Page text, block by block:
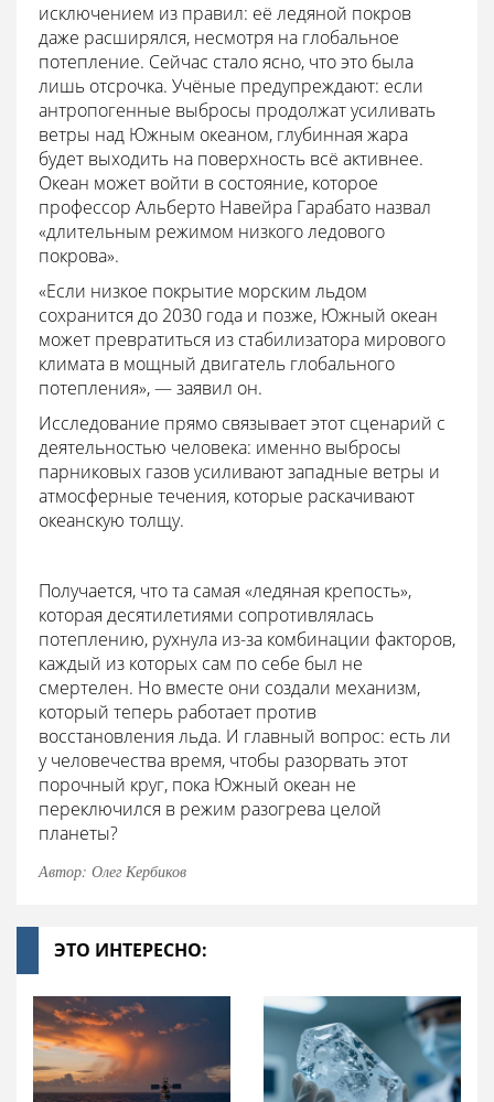
исключением из правил: её ледяной покров
даже расширялся, несмотря на глобальное
потепление. Сейчас стало ясно, что это была
лишь отсрочка. Учёные предупреждают: если
антропогенные выбросы продолжат усиливать
ветры над Южным океаном, глубинная жара
будет выходить на поверхность всё активнее.
Океан может войти в состояние, которое
профессор Альберто Навейра Гарабато назвал
«длительным режимом низкого ледового
покрова».
«Если низкое покрытие морским льдом
сохранится до 2030 года и позже, Южный океан
может превратиться из стабилизатора мирового
климата в мощный двигатель глобального
потепления», — заявил он.
Исследование прямо связывает этот сценарий с
деятельностью человека: именно выбросы
парниковых газов усиливают западные ветры и
атмосферные течения, которые раскачивают
океанскую толщу.
Получается, что та самая «ледяная крепость»,
которая десятилетиями сопротивлялась
потеплению, рухнула из-за комбинации факторов,
каждый из которых сам по себе был не
смертелен. Но вместе они создали механизм,
который теперь работает против
восстановления льда. И главный вопрос: есть ли
у человечества время, чтобы разорвать этот
порочный круг, пока Южный океан не
переключился в режим разогрева целой
планеты?
Автор: Олег Кербиков
ЭТО ИНТЕРЕСНО: